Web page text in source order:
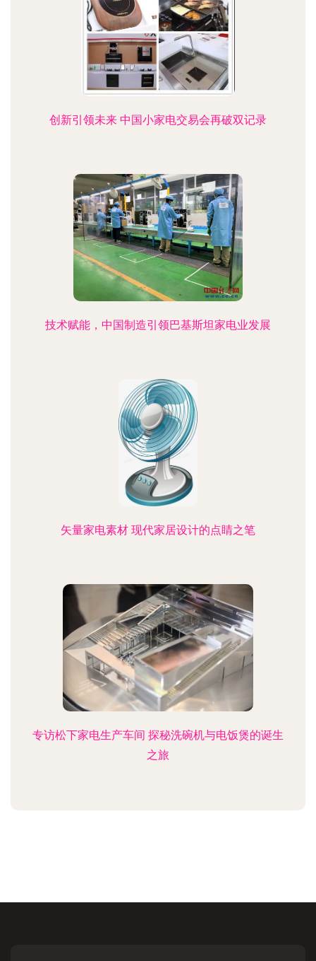
创新引领未来 中国小家电交易会再破双记录
技术赋能，中国制造引领巴基斯坦家电业发展
矢量家电素材 现代家居设计的点睛之笔
专访松下家电生产车间 探秘洗碗机与电饭煲的诞生
之旅